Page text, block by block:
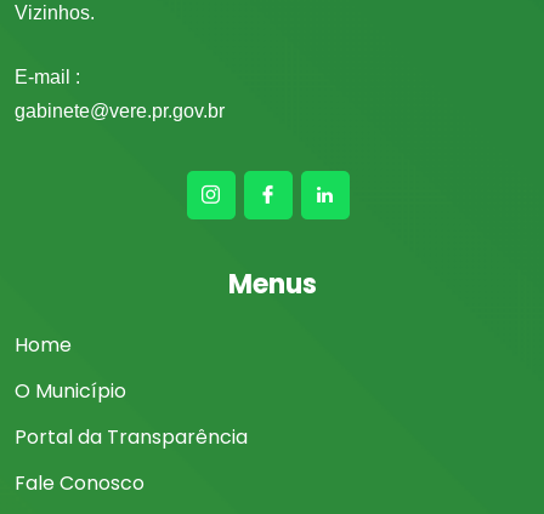
Vizinhos.
E-mail :
gabinete@vere.pr.gov.br
Menus
Home
O Município
Portal da Transparência
Fale Conosco